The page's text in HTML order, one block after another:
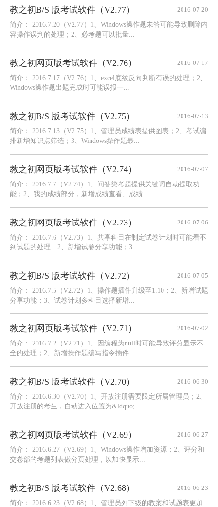
教之初B/S 版考试软件（V2.77） 2016-07-20
简介： 2016.7.20（V2.77）1、Windows操作题未答可能导致删除内
容操作误判的处理；2、必考题可以批量...
教之初网页版考试软件（V2.76） 2016-07-17
简介： 2016.7.17（V2.76）1、excel底纹反向判断有误的处理；2、
Windows操作题出题完成时可能误报一...
教之初B/S 版考试软件（V2.75） 2016-07-13
简介： 2016.7.13（V2.75）1、管理员成绩表提供图表；2、考试编
排新增知识点筛选；3、Windows操作题最...
教之初网页版考试软件（V2.74） 2016-07-07
简介： 2016.7.7（V2.74）1、问答类考题提供关键词自动提取功
能；2、我的成绩部分，新增成绩查看、成绩...
教之初网页版考试软件（V2.73） 2016-07-06
简介： 2016.7.6（V2.73）1、共享科目在制定试卷计划时可能看不
到试题的处理；2、新增试卷分享功能；3...
教之初B/S 版考试软件（V2.72） 2016-07-05
简介： 2016.7.5（V2.72）1、操作题插件升级至1.10；2、新增试题
分享功能；3、试卷计划多科目选择新增...
教之初网页版考试软件（V2.71） 2016-07-02
简介： 2016.7.2（V2.71）1、因编程为null时可能导致评分显示不
全的处理；2、新增操作题编写指令插件...
教之初B/S 版考试软件（V2.70） 2016-06-30
简介： 2016.6.30（V2.70）1、开放注册需要限定所属管理员；2、
开放注册的考生，自动进入位置为&ldquo;...
教之初网页版考试软件（V2.69） 2016-06-27
简介： 2016.6.27（V2.69）1、Windows操作增加资源；2、评分和
交卷部的考题列表做分页处理，以加快显示...
教之初B/S 版考试软件（V2.68） 2016-06-23
简介： 2016.6.23（V2.68）1、管理员列下级的教案和试题表更加